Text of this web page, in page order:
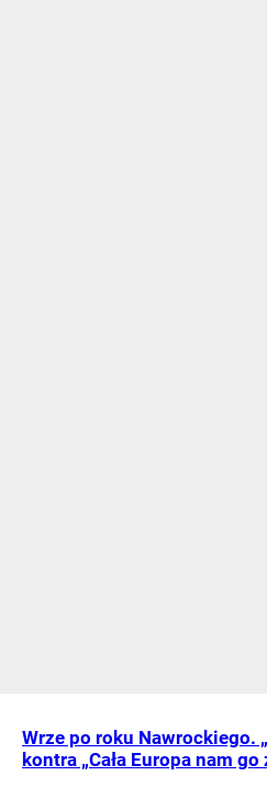
Wrze po roku Nawrockiego.
kontra „Cała Europa nam